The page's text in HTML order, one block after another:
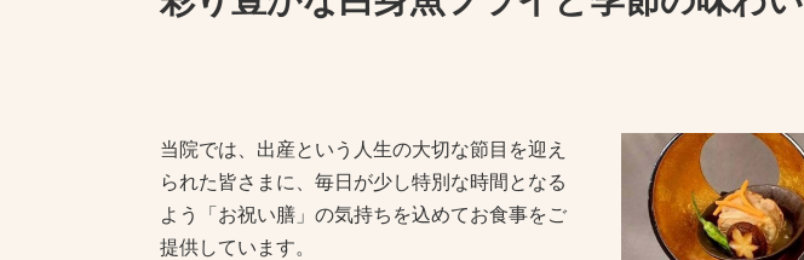
当院では、出産という人生の大切な節目を迎え
られた皆さまに、毎日が少し特別な時間となる
よう「お祝い膳」の気持ちを込めてお食事をご
提供しています。